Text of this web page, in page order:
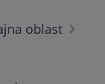
oblast